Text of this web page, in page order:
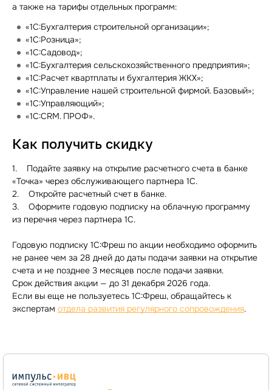
а также на тарифы отдельных программ:
«1С:Бухгалтерия строительной организации»;
«1С:Розница»;
«1С:Садовод»;
«1С:Бухгалтерия сельскохозяйственного предприятия»;
«1C:Расчет квартплаты и бухгалтерия ЖКХ»;
«1C:Управление нашей строительной фирмой. Базовый»;
«1С:Управляющий»;
«1C:CRM. ПРОФ».
Как получить скидку
1. Подайте заявку на открытие расчетного счета в банке
«Точка» через обслуживающего партнера 1С.
2. Откройте расчетный счет в банке.
3. Оформите годовую подписку на облачную программу
из перечня через партнера 1С.
Годовую подписку 1С:Фреш по акции необходимо оформить
не ранее чем за 28 дней до даты подачи заявки на открытие
счета и не позднее 3 месяцев после подачи заявки.
Срок действия акции — до 31 декабря 2026 года.
Если вы еще не пользуетесь 1С:Фреш, обращайтесь к
экспертам отдела развития регулярного сопровождения.